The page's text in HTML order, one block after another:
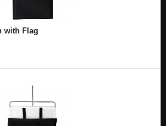
with Flag